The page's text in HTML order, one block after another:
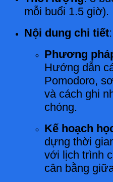
mỗi buổi 1.5 giờ).
Nội dung chi tiết:
Phương
Hướng dẫn
Pomodoro,
và cách ghi
chóng.
Kế hoạch
dựng thời
với lịch trình
cân bằng